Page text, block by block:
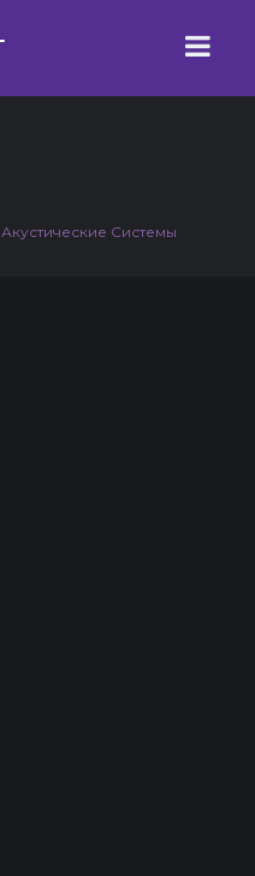
Акустические Системы